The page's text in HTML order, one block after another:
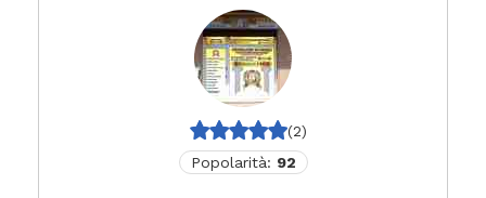
(2)
Popolarità: 92